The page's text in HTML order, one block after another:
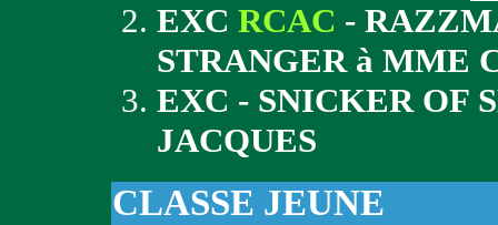
EXC RCAC -
STRANGER à MME
EXC - SNICKER OF
JACQUES
CLASSE JEUNE